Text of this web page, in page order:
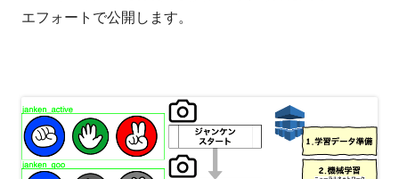
エフォートで公開します。